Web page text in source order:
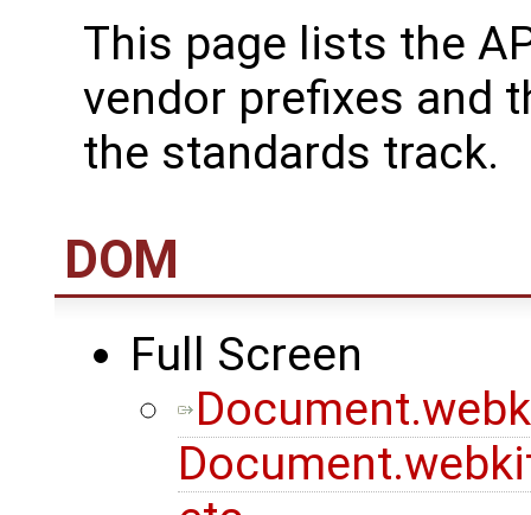
This page lists the
vendor prefixes and
the standards track.
DOM
Full Screen